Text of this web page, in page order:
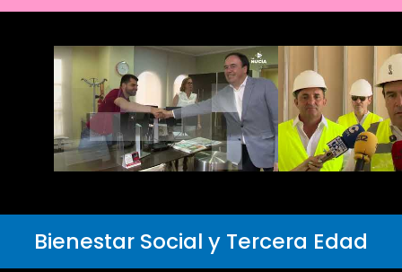
Bienestar Social y Tercera Edad